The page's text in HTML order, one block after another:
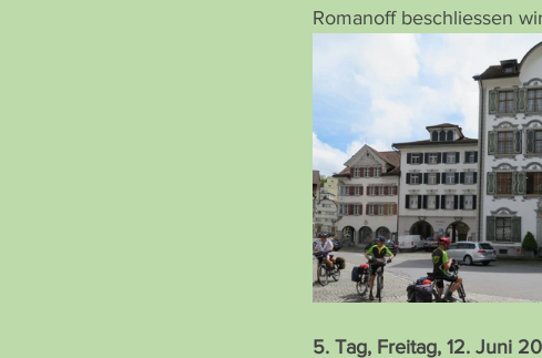
Romanoff beschliessen
5. Tag, Freitag, 12. Juni